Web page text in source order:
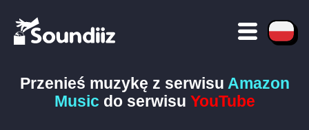
Przenieś muzykę z serwisu Amazon
Music do serwisu YouTube